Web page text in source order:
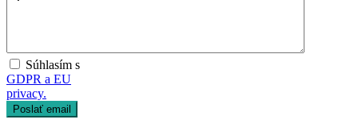
Súhlasím s
GDPR a EU
privacy.